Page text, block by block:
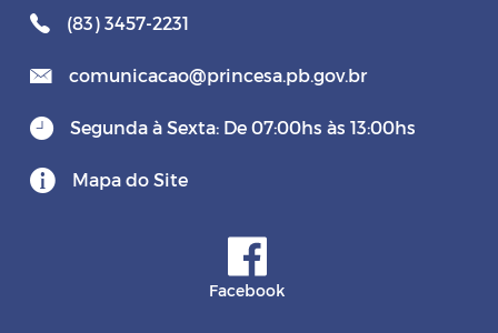
(83) 3457-2231
comunicacao@princesa.pb.gov.br
Segunda à Sexta: De 07:00hs às 13:00hs
Mapa do Site
Facebook